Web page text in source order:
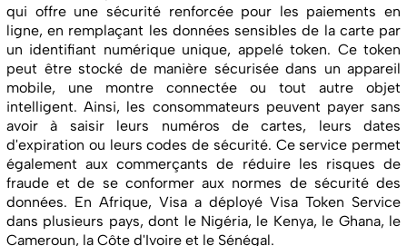
qui offre une sécurité renforcée pour les paiements en
ligne, en remplaçant les données sensibles de la carte par
un identifiant numérique unique, appelé token. Ce token
peut être stocké de manière sécurisée dans un appareil
mobile, une montre connectée ou tout autre objet
intelligent. Ainsi, les consommateurs peuvent payer sans
avoir à saisir leurs numéros de cartes, leurs dates
d'expiration ou leurs codes de sécurité. Ce service permet
également aux commerçants de réduire les risques de
fraude et de se conformer aux normes de sécurité des
données. En Afrique, Visa a déployé Visa Token Service
dans plusieurs pays, dont le Nigéria, le Kenya, le Ghana, le
Cameroun, la Côte d'Ivoire et le Sénégal.